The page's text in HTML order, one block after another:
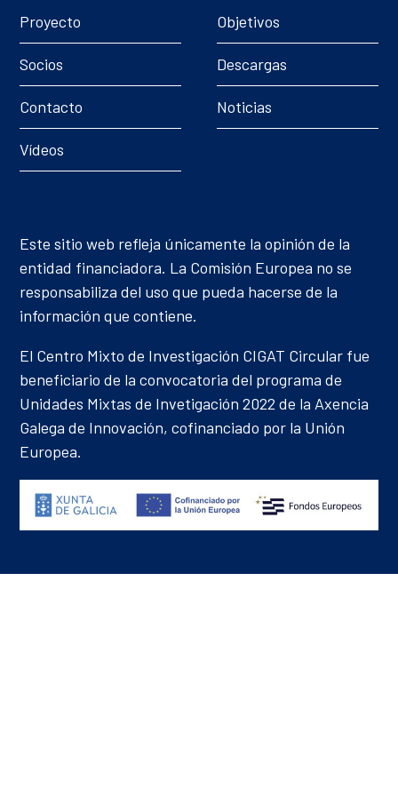
Proyecto Objetivos
Socios Descargas
Contacto Noticias
Vídeos
Este sitio web refleja únicamente la opinión de la
entidad financiadora. La Comisión Europea no se
responsabiliza del uso que pueda hacerse de la
información que contiene.
El Centro Mixto de Investigación CIGAT Circular fue
beneficiario de la convocatoria del programa de
Unidades Mixtas de Invetigación 2022 de la Axencia
Galega de Innovación, cofinanciado por la Unión
Europea.